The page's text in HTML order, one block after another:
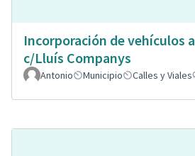
Incorporación de vehículos a
c/Lluís Companys
Antonio Municipio Calles y Viales